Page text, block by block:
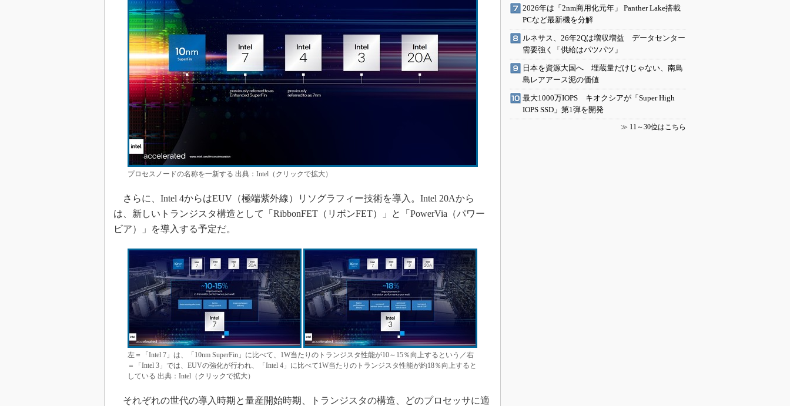
プロセスノードの名称を一新する 出典：Intel（クリックで拡大）
さらに、Intel 4からはEUV（極端紫外線）リソグラフィー技術を導入。Intel 20Aから
は、新しいトランジスタ構造として「RibbonFET（リボンFET）」と「PowerVia（パワー
ビア）」を導入する予定だ。
左＝「Intel 7」は、「10nm SuperFin」に比べて、1W当たりのトランジスタ性能が10～15％向上するという／右
＝「Intel 3」では、EUVの強化が行われ、「Intel 4」に比べて1W当たりのトランジスタ性能が約18％向上すると
している 出典：Intel（クリックで拡大）
それぞれの世代の導入時期と量産開始時期、トランジスタの構造、どのプロセッサに適
2026年は「2nm商用化元年」 Panther Lake搭載
PCなど最新機を分解
ルネサス、26年2Qは増収増益 データセンター
需要強く「供給はパツパツ」
日本を資源大国へ 埋蔵量だけじゃない、南鳥
島レアアース泥の価値
最大1000万IOPS キオクシアが「Super High
IOPS SSD」第1弾を開発
≫ 11～30位はこちら